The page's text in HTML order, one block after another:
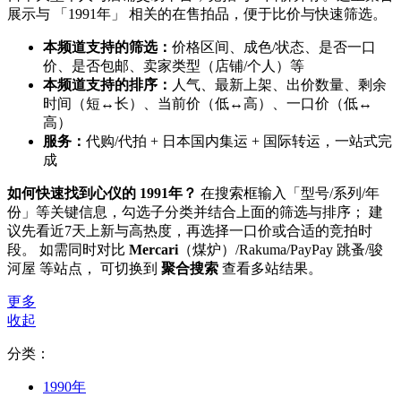
展示与 「1991年」 相关的在售拍品，便于比价与快速筛选。
本频道支持的筛选： 价格区间、成色/状态、是否一口
价、是否包邮、卖家类型（店铺/个人）等
本频道支持的排序： 人气、最新上架、出价数量、剩余
时间（短↔长）、当前价（低↔高）、一口价（低↔
高）
服务： 代购/代拍 + 日本国内集运 + 国际转运，一站式完
成
如何快速找到心仪的 1991年？ 在搜索框输入「型号/系列/年
份」等关键信息，勾选子分类并结合上面的筛选与排序； 建
议先看近7天上新与高热度，再选择一口价或合适的竞拍时
段。 如需同时对比 Mercari （煤炉）/Rakuma/PayPay 跳蚤/骏
河屋 等站点， 可切换到 聚合搜索 查看多站结果。
更多
收起
分类：
1990年